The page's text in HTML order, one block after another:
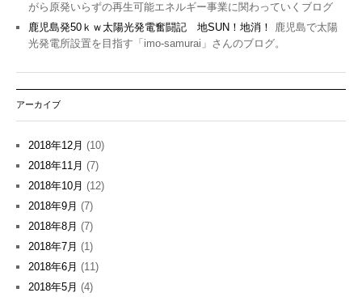
がら原発いらずの再生可能エネルギー事業に関わっていくブログ
鹿児島発50ｋｗ太陽光発電奮闘記 地SUN！地消！
鹿児島で太陽
光発電所設置を目指す「imo-samurai」さんのブログ。
アーカイブ
2018年12月 (10)
2018年11月 (7)
2018年10月 (12)
2018年9月 (7)
2018年8月 (7)
2018年7月 (1)
2018年6月 (11)
2018年5月 (4)